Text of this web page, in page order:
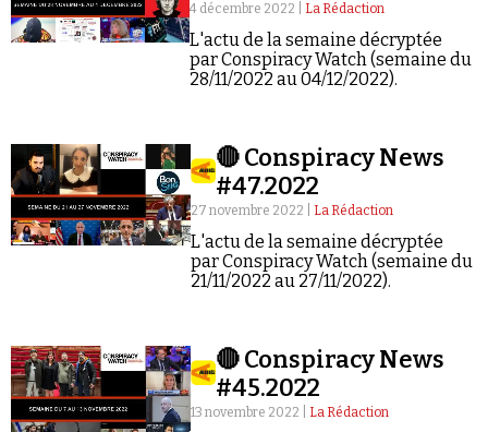
4 décembre 2022 | La Rédaction
L'actu de la semaine décryptée
par Conspiracy Watch (semaine du
28/11/2022 au 04/12/2022).
🔴 Conspiracy News
#47.2022
27 novembre 2022 | La Rédaction
L'actu de la semaine décryptée
par Conspiracy Watch (semaine du
21/11/2022 au 27/11/2022).
🔴 Conspiracy News
#45.2022
13 novembre 2022 | La Rédaction